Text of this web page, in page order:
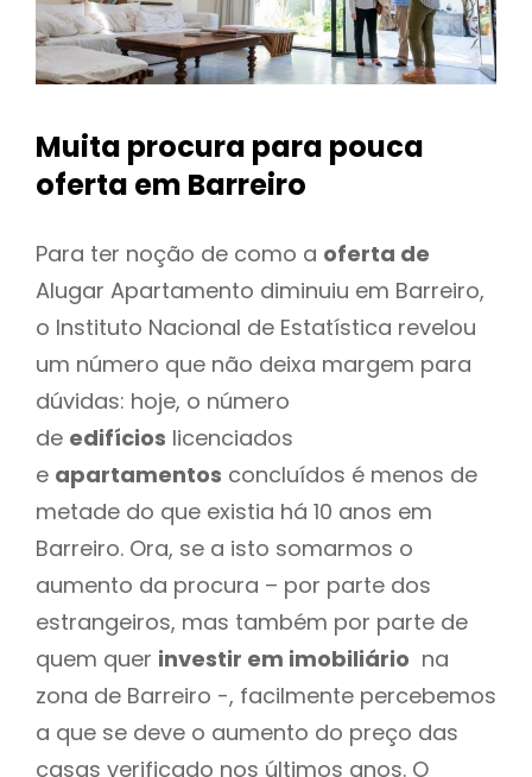
Muita procura para pouca
oferta em Barreiro
Para ter noção de como a oferta de
Alugar Apartamento diminuiu em Barreiro,
o Instituto Nacional de Estatística revelou
um número que não deixa margem para
dúvidas: hoje, o número
de edifícios licenciados
e apartamentos concluídos é menos de
metade do que existia há 10 anos em
Barreiro. Ora, se a isto somarmos o
aumento da procura – por parte dos
estrangeiros, mas também por parte de
quem quer investir em imobiliário na
zona de Barreiro -, facilmente percebemos
a que se deve o aumento do preço das
casas verificado nos últimos anos. O